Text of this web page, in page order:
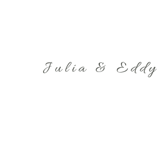
Julia & Eddy